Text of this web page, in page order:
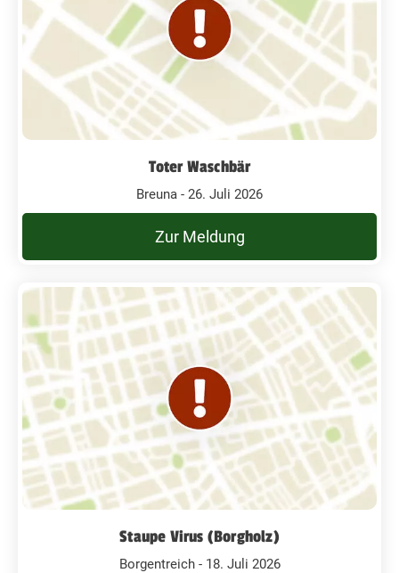
Toter Waschbär
Breuna - 26. Juli 2026
Zur Meldung
Staupe Virus (Borgholz)
Borgentreich - 18. Juli 2026